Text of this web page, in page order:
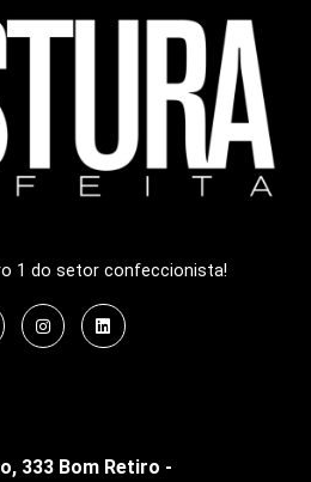
1 do setor confeccionista!
333 Bom Retiro -